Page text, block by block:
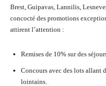
Brest, Guipavas, Lannilis,
concocté des promotions
attirent l’attention :
Remises de 10% sur des
Concours avec des lots allant
lointains.